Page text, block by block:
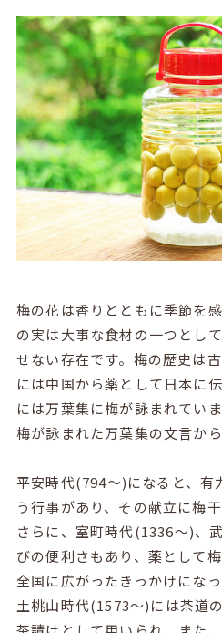
梅の花は香りとともに季節を
の実は大事な食材の一つとし
せない存在です。梅の歴史は
には中国から薬として日本に
には万葉集に梅が詠まれてい
梅が詠まれた万葉集の文言か
平安時代(794～)になると、有
う行事があり、その献立に梅
さらに、室町時代(1336～)、
びの便利さもあり、薬として
全国に広がったきっかけにな
土桃山時代(1573～)には茶道